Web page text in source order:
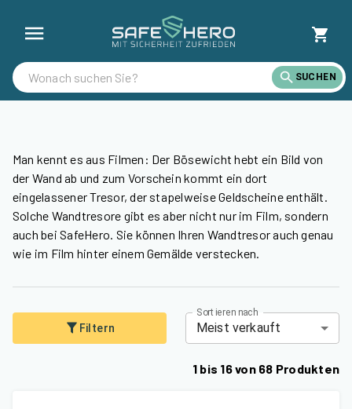
SUCHEN
Man kennt es aus Filmen: Der Bösewicht hebt ein Bild von
der Wand ab und zum Vorschein kommt ein dort
eingelassener Tresor, der stapelweise Geldscheine enthält.
Solche Wandtresore gibt es aber nicht nur im Film, sondern
auch bei SafeHero. Sie können Ihren Wandtresor auch genau
wie im Film hinter einem Gemälde verstecken.
Filtern
Sortieren nach
Meist verkauft
1 bis 16von 68 Produkten